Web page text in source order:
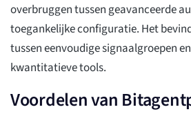
overbruggen tussen geavanceerde
toegankelijke configuratie. Het
tussen eenvoudige signaalgroepen
kwantitatieve tools.
Voordelen van